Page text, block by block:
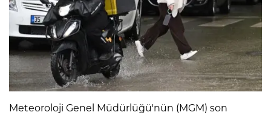
Meteoroloji Genel Müdürlüğü'nün (MGM) son